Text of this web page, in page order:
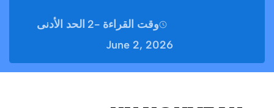
وقت القراءة -2 الحد الأدنى
June 2, 2026